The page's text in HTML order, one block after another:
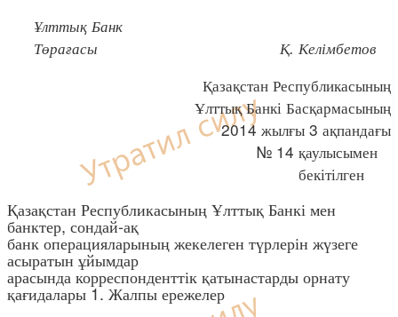
Ұлттық Банк
Төрағасы Қ. Келімбетов
Қазақстан Республикасының
Ұлттық Банкі Басқармасының
2014 жылғы 3 ақпандағы
№ 14 қаулысымен
бекітілген
Қазақстан Республикасының Ұлттық Банкі мен
банктер, сондай-ақ
банк операцияларының жекелеген түрлерін жүзеге
асыратын ұйымдар
арасында корреспонденттік қатынастарды орнату
қағидалары 1. Жалпы ережелер